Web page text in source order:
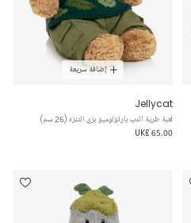
إضافة سريعة
Jellycat
لعبة طرية الدب بارثولوميو بزي التنزه (26 سم)
UK£ 65.00